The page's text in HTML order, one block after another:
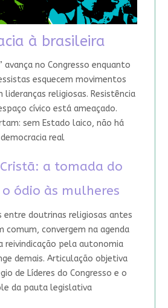
à brasileira
avança no Congresso enquanto
esquecem movimentos
lideranças religiosas. Resistência
cívico está ameaçado.
sem Estado laico, não há
democracia real
a tomada do
o ódio às mulheres
entre doutrinas religiosas antes
comum, convergem na agenda
reivindicação pela autonomia
demais. Articulação objetiva
de Líderes do Congresso e o
da pauta legislativa